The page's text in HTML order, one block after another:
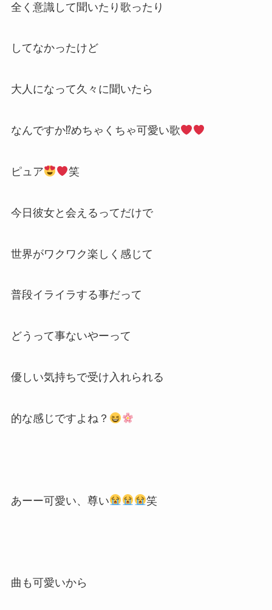
全く意識して聞いたり歌ったり
してなかったけど
大人になって久々に聞いたら
なんですか⁉︎めちゃくちゃ可愛い歌
ピュア 笑
今日彼女と会えるってだけで
世界がワクワク楽しく感じて
普段イライラする事だって
どうって事ないやーって
優しい気持ちで受け入れられる
的な感じですよね？
あーー可愛い、尊い 笑
曲も可愛いから